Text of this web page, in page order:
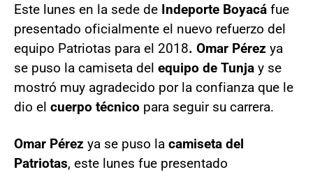
Este lunes en la sede de Indeporte Boyacá fue
presentado oficialmente el nuevo refuerzo del
equipo Patriotas para el 2018. Omar Pérez ya
se puso la camiseta del equipo de Tunja y se
mostró muy agradecido por la confianza que le
dio el cuerpo técnico para seguir su carrera.
Omar Pérez ya se puso la camiseta del
Patriotas, este lunes fue presentado